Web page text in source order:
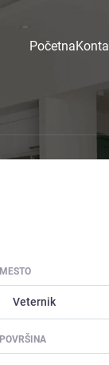
Početna
MESTO
POVRŠINA